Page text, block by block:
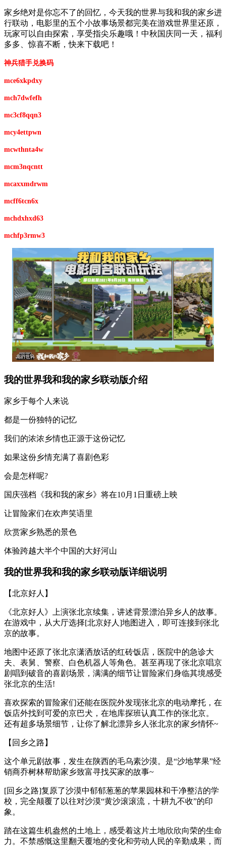
家乡绝对是你忘不了的回忆，今天我的世界与我和我的家乡进
行联动，电影里的五个小故事场景都完美在游戏世界里还原，
玩家可以自由探索，享受指尖乐趣哦！中秋国庆同一天，福利
多多、惊喜不断，快来下载吧！
神兵猎手兑换码
mce6xkpdxy
mch7dwfefh
mc3cf8qqn3
mcy4ettpwn
mcwthnta4w
mcm3nqcntt
mcaxxmdrwm
mcff6tcn6x
mchdxhxd63
mchfp3rmw3
我的世界我和我的家乡联动版介绍
家乡于每个人来说
都是一份独特的记忆
我们的浓浓乡情也正源于这份记忆
如果这份乡情充满了喜剧色彩
会是怎样呢?
国庆强档《我和我的家乡》将在10月1日重磅上映
让冒险家们在欢声笑语里
欣赏家乡熟悉的景色
体验跨越大半个中国的大好河山
我的世界我和我的家乡联动版详细说明
【北京好人】
《北京好人》上演张北京续集，讲述背景漂泊异乡人的故事。
在游戏中，从大厅选择[北京好人]地图进入，即可连接到张北
京的故事。
地图中还原了张北京潇洒放话的红砖饭店，医院中的急诊大
夫、表舅、警察、白色机器人等角色。甚至再现了张北京唱京
剧唱到破音的喜剧场景，满满的细节让冒险家们身临其境感受
张北京的生活!
喜欢探索的冒险家们还能在医院外发现张北京的电动摩托，在
饭店外找到可爱的京巴犬，在地库探班认真工作的张北京。
还有超多场景细节，让你了解北漂异乡人张北京的家乡情怀~
【回乡之路】
这个单元剧故事，发生在陕西的毛乌素沙漠。是“沙地苹果”经
销商乔树林帮助家乡致富寻找买家的故事~
[回乡之路]复原了沙漠中郁郁葱葱的苹果园林和干净整洁的学
校，完全颠覆了以往对沙漠“黄沙滚滚流，十耕九不收”的印
象。
踏在这篇生机盎然的土地上，感受着这片土地欣欣向荣的生命
力。不禁感慨这里翻天覆地的变化和劳动人民的辛勤成果，而